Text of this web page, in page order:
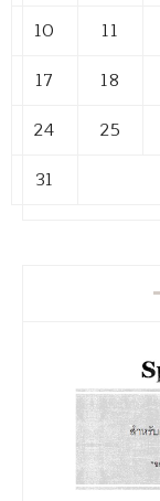
10
11
17
18
24
25
31